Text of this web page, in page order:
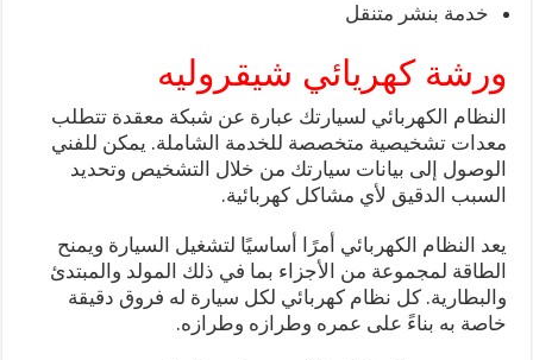
خدمة بنشر متنقل
ورشة كهريائي شيقروليه
النظام الكهربائي لسيارتك عبارة عن شبكة معقدة تتطلب
معدات تشخيصية متخصصة للخدمة الشاملة. يمكن للفني
الوصول إلى بيانات سيارتك من خلال التشخيص وتحديد
السبب الدقيق لأي مشاكل كهربائية.
يعد النظام الكهربائي أمرًا أساسيًا لتشغيل السيارة ويمنح
الطاقة لمجموعة من الأجزاء بما في ذلك المولد والمبتدئ
والبطارية. كل نظام كهربائي لكل سيارة له فروق دقيقة
خاصة به بناءً على عمره وطرازه وطرازه.